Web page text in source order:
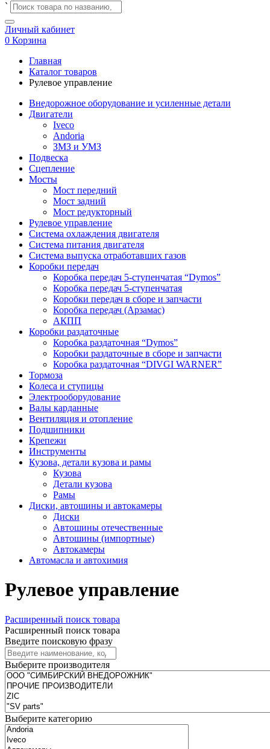
`
Личный кабинет
0 Корзина
Главная
Каталог товаров
Рулевое управление
Внедорожное оборудование и усиленные детали
Двигатели
Iveco
Andoria
ЗМЗ и УМЗ
Подвеска
Сцепление
Мосты
Мост передний
Мост задний
Мост редукторный
Рулевое управление
Система охлаждения двигателя
Система питания двигателя
Система выпуска отработавших газов
Коробки передач
Коробка передач 5-ступенчатая “Dymos”
Коробка передач 5-ступенчатая
Коробки передач в сборе и запчасти
Коробка передач (Арзамас)
АКПП
Коробки раздаточные
Коробка раздаточная “Dymos”
Коробки раздаточные в сборе и запчасти
Коробка раздаточная “DIVGI WARNER”
Тормоза
Колеса и ступицы
Электрооборудование
Валы карданные
Вентиляция и отопление
Подшипники
Крепежи
Инструменты
Кузова, детали кузова и рамы
Кузова
Детали кузова
Рамы
Диски, автошины и автокамеры
Диски
Автошины отечественные
Автошины (импортные)
Автокамеры
Автомасла и автохимия
Рулевое управление
Расширенный поиск товара
Расширенный поиск товара
Введите поисковую фразу
Выберите производителя
Выберите категорию